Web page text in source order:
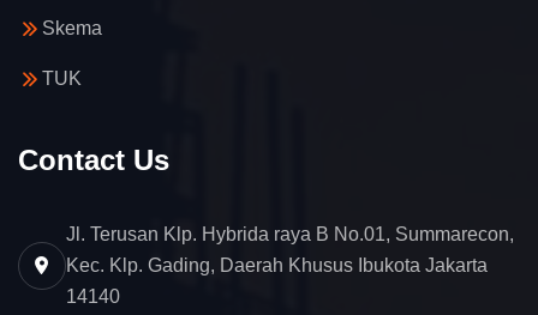
Skema
TUK
Contact Us
Jl. Terusan Klp. Hybrida raya B No.01, Summarecon,
Kec. Klp. Gading, Daerah Khusus Ibukota Jakarta
14140